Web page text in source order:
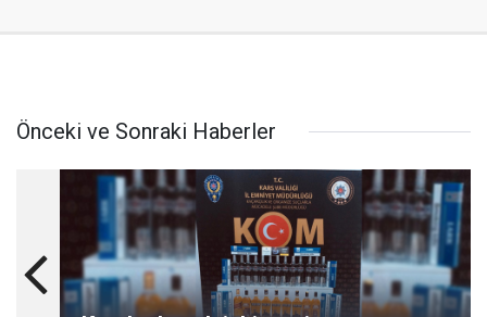
Önceki ve Sonraki Haberler